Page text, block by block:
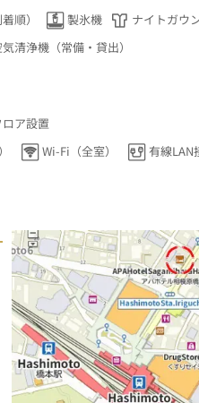
順） 製氷機
ナイトガウ
気清浄機（常備・貸出）
ア設置
Wi-Fi（全室）
有線LAN